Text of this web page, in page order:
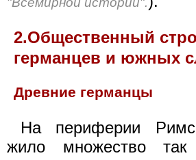
2.Общественный
германцев и южных
Древние германцы
На периферии
жило множество так